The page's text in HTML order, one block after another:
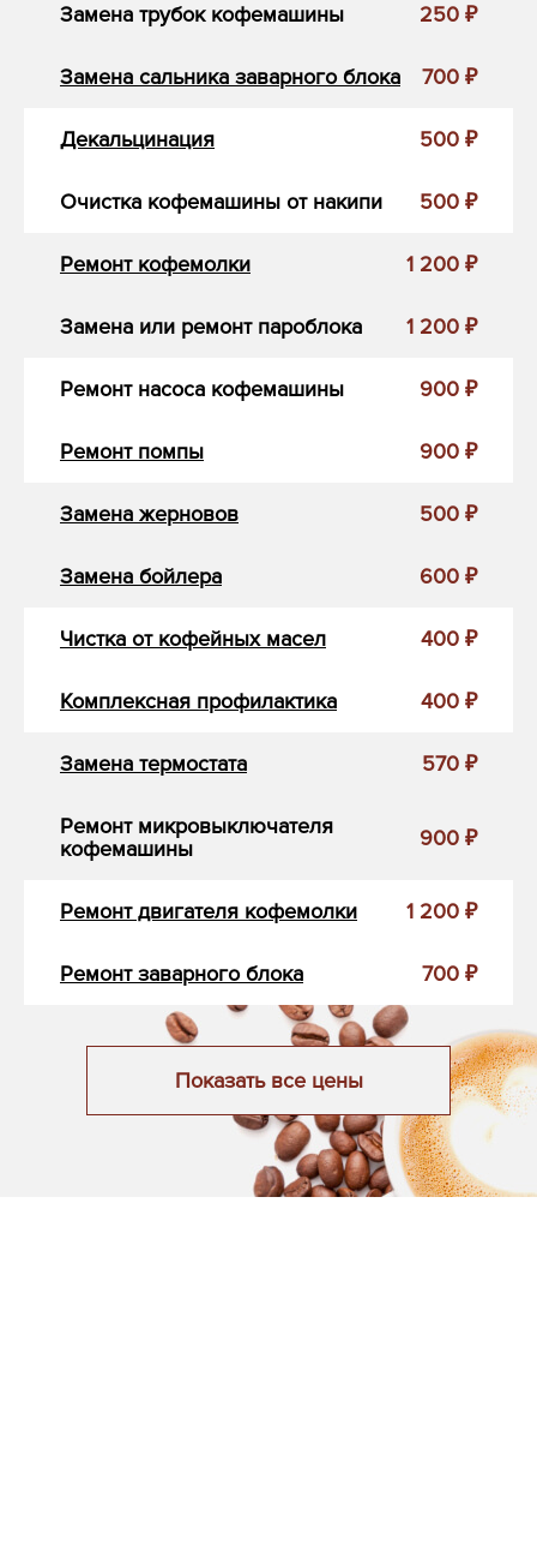
Замена трубок кофемашины 250 ₽
Замена сальника заварного блока 700 ₽
Декальцинация 500 ₽
Очистка кофемашины от накипи 500 ₽
Ремонт кофемолки 1 200 ₽
Замена или ремонт пароблока 1 200 ₽
Ремонт насоса кофемашины 900 ₽
Ремонт помпы 900 ₽
Замена жерновов 500 ₽
Замена бойлера 600 ₽
Чистка от кофейных масел 400 ₽
Комплексная профилактика 400 ₽
Замена термостата 570 ₽
Ремонт микровыключателя
кофемашины
900 ₽
Ремонт двигателя кофемолки 1 200 ₽
Ремонт заварного блока 700 ₽
Показать все цены